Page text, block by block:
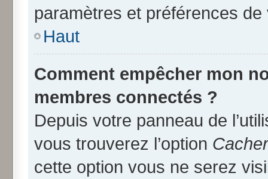
paramètres et préférences
Haut
Comment empêcher mon
membres connectés ?
Depuis votre panneau de
vous trouverez l’option
cette option vous ne serez